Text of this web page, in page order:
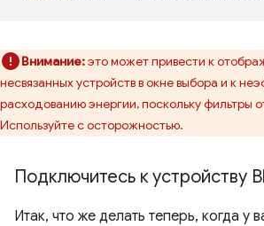
Внимание:это может привести к
несвязанных устройств в окне выбора и к
расходованию энергии, поскольку фильтры
Используйте с осторожностью.
Подключитесь к устройству
Итак, что же делать теперь, когда у